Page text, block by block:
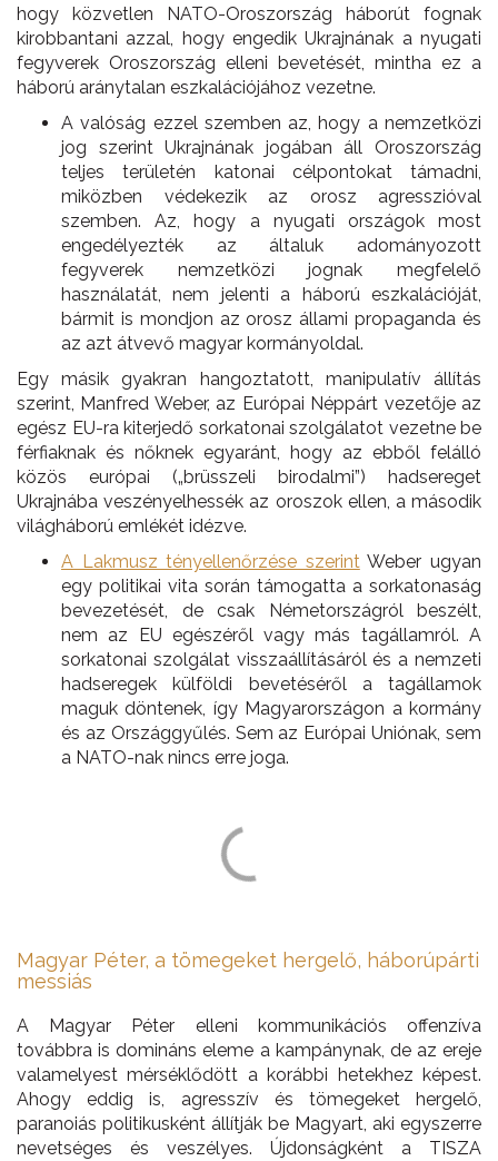
hogy közvetlen NATO-Oroszország háborút fognak
kirobbantani azzal, hogy engedik Ukrajnának a nyugati
fegyverek Oroszország elleni bevetését, mintha ez a
háború aránytalan eszkalációjához vezetne.
A valóság ezzel szemben az, hogy a nemzetközi
jog szerint Ukrajnának jogában áll Oroszország
teljes területén katonai célpontokat támadni,
miközben védekezik az orosz agresszióval
szemben. Az, hogy a nyugati országok most
engedélyezték az általuk adományozott
fegyverek nemzetközi jognak megfelelő
használatát, nem jelenti a háború eszkalációját,
bármit is mondjon az orosz állami propaganda és
az azt átvevő magyar kormányoldal.
Egy másik gyakran hangoztatott, manipulatív állítás
szerint, Manfred Weber, az Európai Néppárt vezetője az
egész EU-ra kiterjedő sorkatonai szolgálatot vezetne be
férfiaknak és nőknek egyaránt, hogy az ebből felálló
közös európai („brüsszeli birodalmi”) hadsereget
Ukrajnába veszényelhessék az oroszok ellen, a második
világháború emlékét idézve.
A Lakmusz tényellenőrzése szerintWeber ugyan
egy politikai vita során támogatta a sorkatonaság
bevezetését, de csak Németországról beszélt,
nem az EU egészéről vagy más tagállamról. A
sorkatonai szolgálat visszaállításáról és a nemzeti
hadseregek külföldi bevetéséről a tagállamok
maguk döntenek, így Magyarországon a kormány
és az Országgyűlés. Sem az Európai Uniónak, sem
a NATO-nak nincs erre joga.
Magyar Péter, a tömegeket hergelő, háborúpárti
messiás
A Magyar Péter elleni kommunikációs offenzíva
továbbra is domináns eleme a kampánynak, de az ereje
valamelyest mérséklődött a korábbi hetekhez képest.
Ahogy eddig is, agresszív és tömegeket hergelő,
paranoiás politikusként állítják be Magyart, aki egyszerre
nevetséges és veszélyes. Újdonságként a TISZA